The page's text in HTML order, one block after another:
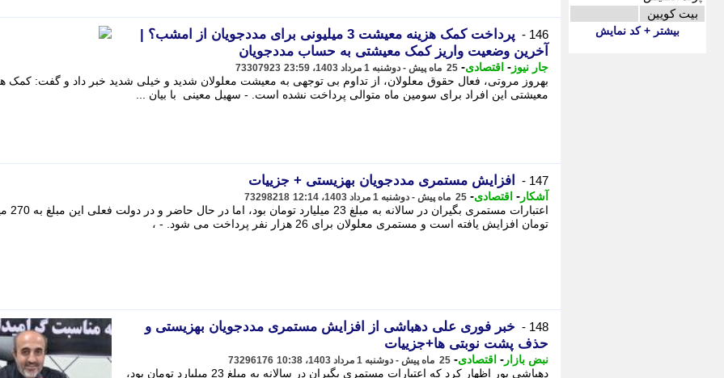
بیت کویین
بیشتر + کد نمایش 146 -
پرداخت کمک هزینه معیشت 3 میلیونی برای مددجویان از امشب؟ |
آخرین وضعیت واریز کمک معیشتی به حساب مددجویان
جار نیوز - اقتصادی- 25 ماه پیش - دوشنبه 1 مرداد 1403، 23:59 73307923
بهروز مروتی، فعال حقوق معلولان، از تداوم بی توجهی به معیشت معلولان شدید و خیلی شدید خبر داد و گفت: کمک
معیشتی این افراد برای سومین ماه متوالی پرداخت نشده است. - سهیل معینی با بیان ...
147 - افزایش مستمری مددجویان بهزیستی + جزییات
آشکار - اقتصادی- 25 ماه پیش - دوشنبه 1 مرداد 1403، 12:14 73298218
اعتبارات مستمری
تومان افزایش یافته است و مستمری معلولان برای 26 هزار نفر پرداخت می شود. - ،
148 -
خبر فوری علی دهباشی از افزایش مستمری مددجویان بهزیستی و
حذف پشت نوبتی ها+جزییات
نبض بازار - اقتصادی- 25 ماه پیش - دوشنبه 1 مرداد 1403، 10:38 73296176
دهباشی پور اظهار کرد که اعتبارات مستمری بگیران در سالانه به مبلغ 23 میلیارد تومان بود،